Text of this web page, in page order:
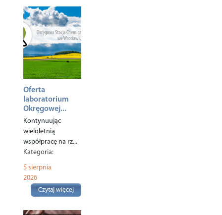
Oferta
laboratorium
Okręgowej...
Kontynuując
wieloletnią
współpracę na rz...
Kategoria:
Rolnictwo
5 sierpnia
2026
Czytaj więcej